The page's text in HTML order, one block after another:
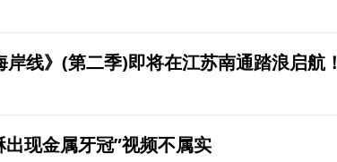
线》(第二季)即将在江苏南通踏浪启航！
现金属牙冠”视频不属实